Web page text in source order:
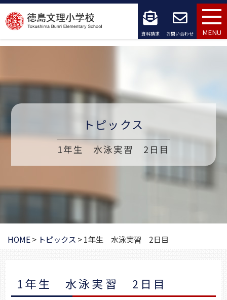
コ
ン
テ
ツ
プ
資料請求 お問い合わせ MENU
トピックス
1年生 水泳実習 2日目
HOME> トピックス >1年生 水泳実習 2日目
1年生 水泳実習 2日目